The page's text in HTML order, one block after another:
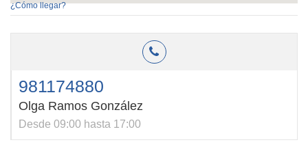
¿Cómo llegar?
981174880
Olga Ramos González
Desde 09:00 hasta 17:00